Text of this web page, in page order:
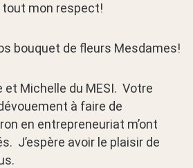
mon respect!
bouquet de fleurs Mesdames!
et Michelle du MESI. Votre
à faire de
en entrepreneuriat m’ont
J’espère avoir le plaisir de